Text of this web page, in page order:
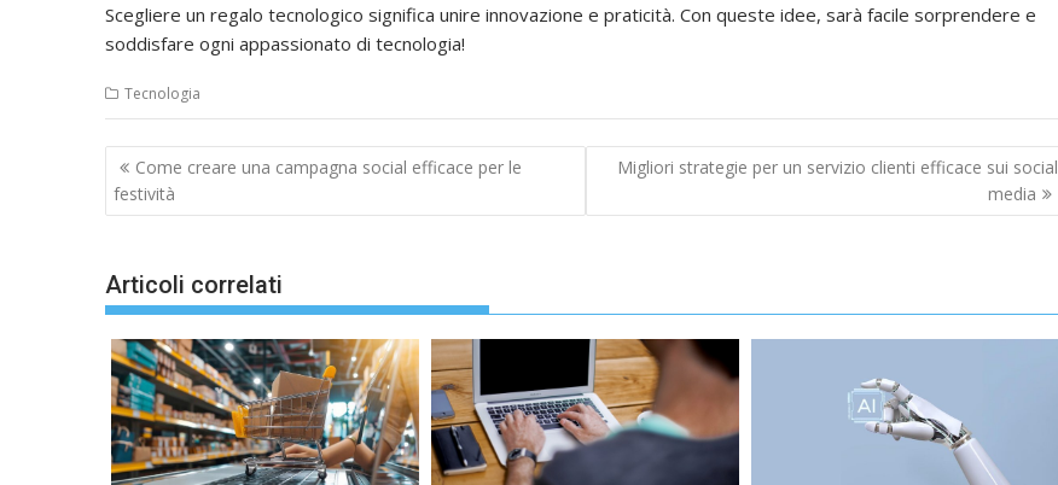
Scegliere un regalo tecnologico significa unire innovazione e praticità. Con queste idee, sarà facile sorprendere e
soddisfare ogni appassionato di tecnologia!
Tecnologia
Navigazione
articoli
Come creare una campagna social efficace per le
festività
Migliori strategie per un servizio clienti efficace sui social
media
Articoli correlati